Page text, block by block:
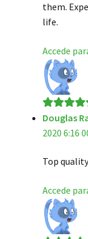
them.
life.
Accede
Valorado
de 5
Douglas
2020 6:16
Top
Accede